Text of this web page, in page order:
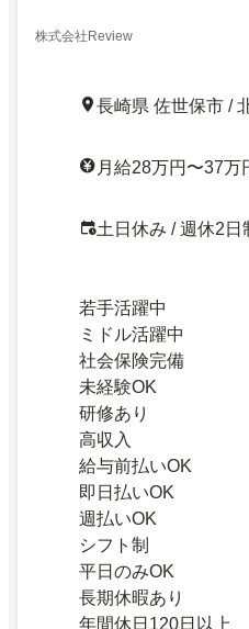
株式会社Review
長崎県 佐世保市 /
月給28万円〜37万
土日休み / 週休2日
若手活躍中
ミドル活躍中
社会保険完備
未経験OK
研修あり
高収入
給与前払いOK
即日払いOK
週払いOK
シフト制
平日のみOK
長期休暇あり
年間休日120日以上